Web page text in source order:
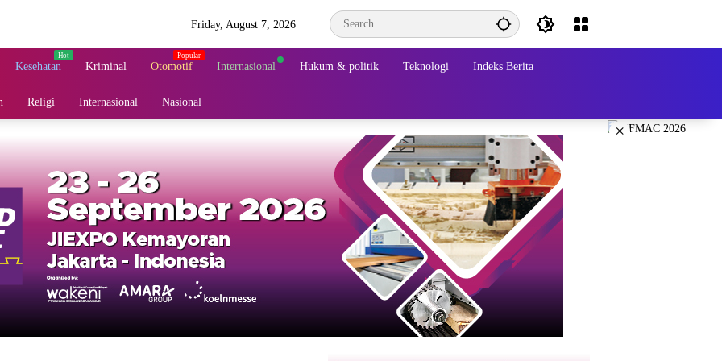
Friday, August 7, 2026
Kesehatan Kriminal Otomotif Internasional Hukum & politik Teknologi Indeks Berita
Religi Internasional Nasional
×